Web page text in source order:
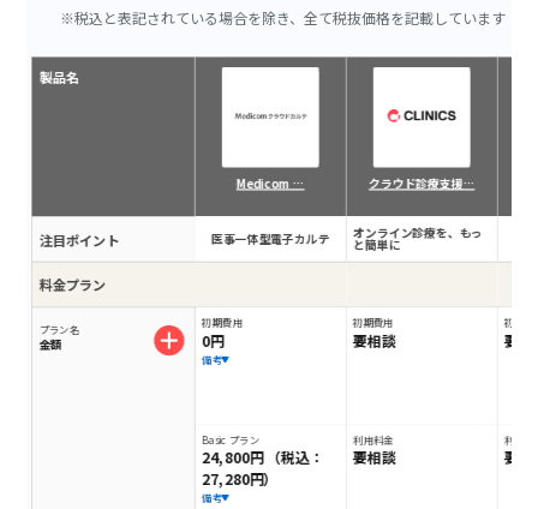
※税込と表記されている場合を除き、全て税抜価格を記載しています
製品名
注目ポイント
料金プラン
プラン名
金額
Medicom …
医事一体型電子カルテ
初期費用
0円
備考
Basic プラン
24,800円 （税込：
27,280円）
備考
クラウド診療支援…
オンライン診療を、もっ
と簡単に
初期費用
要相談
利用料金
要相談
初期費
要相
利用料
要相